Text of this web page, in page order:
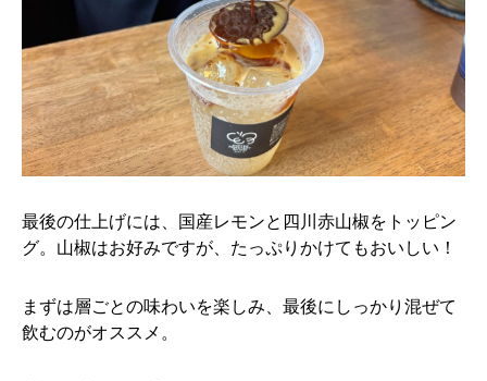
最後の仕上げには、国産レモンと四川赤山椒をトッピン
グ。山椒はお好みですが、たっぷりかけてもおいしい！
まずは層ごとの味わいを楽しみ、最後にしっかり混ぜて
飲むのがオススメ。